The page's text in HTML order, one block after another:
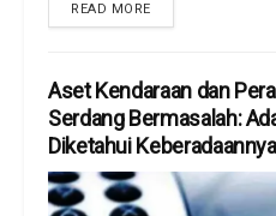
READ MORE
Aset Kendaraan dan
Serdang Bermasalah:
Diketahui Keberadaannya